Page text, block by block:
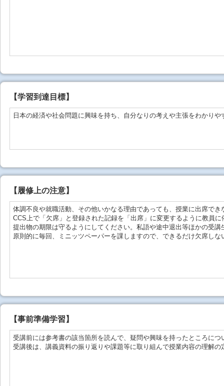
【学習到達目標】
日本の経済や社会問題に興味を持ち、自分なりの考えや主張をわかり
【 履修上の注意】
体調不良や就職活動、その他いかなる理由であっても、授業に出席で
CCS上で「欠席」と登録された記録を「出席」に変更するように教員
提出物の期限は守るようにしてください。私語や途中退出等ほかの受
原則的に毎回、ミニッツペーパーを課しますので、できるだけ欠席しな
【事前準備学習】
受講前には参考書の該当箇所を読んで、疑問や興味を持ったところに
受講後は、講義資料の振り返りや課題等に取り組んで授業内容の理解の